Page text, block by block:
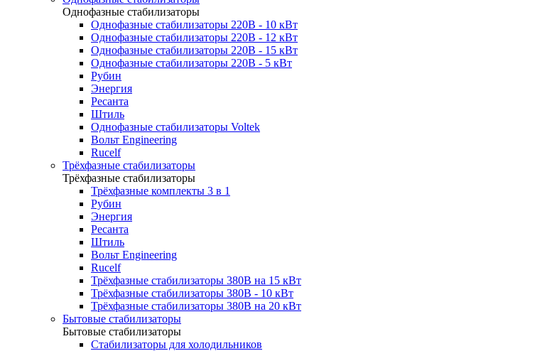
Однофазные стабилизаторы
Однофазные стабилизаторы 220В - 10 кВт
Однофазные стабилизаторы 220В - 12 кВт
Однофазные стабилизаторы 220В - 15 кВт
Однофазные стабилизаторы 220В - 5 кВт
Рубин
Энергия
Ресанта
Штиль
Однофазные стабилизаторы Voltek
Вольт Engineering
Rucelf
Трёхфазные стабилизаторы
Трёхфазные стабилизаторы
Трёхфазные комплекты 3 в 1
Рубин
Энергия
Ресанта
Штиль
Вольт Engineering
Rucelf
Трёхфазные стабилизаторы 380В на 15 кВт
Трёхфазные стабилизаторы 380В - 10 кВт
Трёхфазные стабилизаторы 380В на 20 кВт
Бытовые стабилизаторы
Бытовые стабилизаторы
Стабилизаторы для холодильников